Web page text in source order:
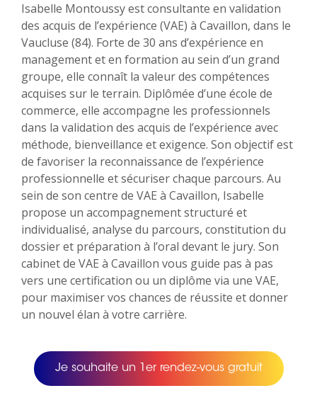
Isabelle Montoussy est consultante en validation
des acquis de l’expérience (VAE) à Cavaillon, dans le
Vaucluse (84). Forte de 30 ans d’expérience en
management et en formation au sein d’un grand
groupe, elle connaît la valeur des compétences
acquises sur le terrain. Diplômée d’une école de
commerce, elle accompagne les professionnels
dans la validation des acquis de l’expérience avec
méthode, bienveillance et exigence. Son objectif est
de favoriser la reconnaissance de l’expérience
professionnelle et sécuriser chaque parcours. Au
sein de son centre de VAE à Cavaillon, Isabelle
propose un accompagnement structuré et
individualisé, analyse du parcours, constitution du
dossier et préparation à l’oral devant le jury. Son
cabinet de VAE à Cavaillon vous guide pas à pas
vers une certification ou un diplôme via une VAE,
pour maximiser vos chances de réussite et donner
un nouvel élan à votre carrière.
Je souhaite un 1er rendez-vous gratuit